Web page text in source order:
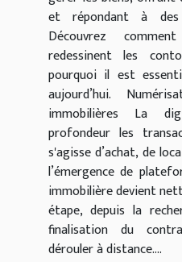
et répondant à des
Découvrez
redessinent les
pourquoi il est
aujourd’hui.
immobilières La
profondeur les
s'agisse d’achat, de
l’émergence de
immobilière devient
étape, depuis la
finalisation du
dérouler à distance....